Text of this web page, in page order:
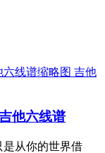
吉他
他六线谱
是从你的世界借